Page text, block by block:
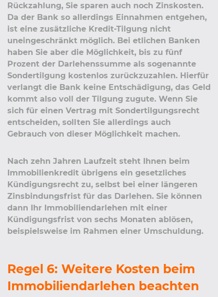
Rückzahlung, Sie sparen auch noch Zinskosten.
Da der Bank so allerdings Einnahmen entgehen,
ist eine zusätzliche Kredit-Tilgung nicht
uneingeschränkt möglich. Bei etlichen Banken
haben Sie aber die Möglichkeit, bis zu fünf
Prozent der Darlehenssumme als sogenannte
Sondertilgung kostenlos zurückzuzahlen. Hierfür
verlangt die Bank keine Entschädigung, das Geld
kommt also voll der Tilgung zugute. Wenn Sie
sich für einen Vertrag mit Sondertilgungsrecht
entscheiden, sollten Sie allerdings auch
Gebrauch von dieser Möglichkeit machen.
Nach zehn Jahren Laufzeit steht Ihnen beim
Immobilienkredit übrigens ein gesetzliches
Kündigungsrecht zu, selbst bei einer längeren
Zinsbindungsfrist für das Darlehen. Sie können
dann Ihr Immobiliendarlehen mit einer
Kündigungsfrist von sechs Monaten ablösen,
beispielsweise im Rahmen einer Umschuldung.
Regel 6: Weitere Kosten beim
Immobiliendarlehen beachten